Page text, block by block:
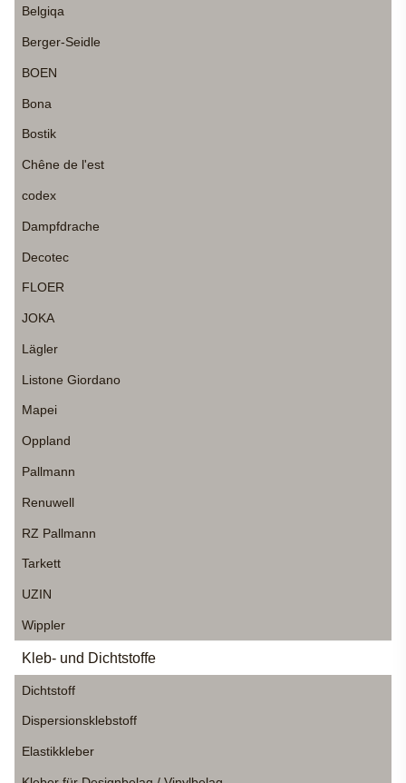
Belgiqa
Berger-Seidle
BOEN
Bona
Bostik
Chêne de l'est
codex
Dampfdrache
Decotec
FLOER
JOKA
Lägler
Listone Giordano
Mapei
Oppland
Pallmann
Renuwell
RZ Pallmann
Tarkett
UZIN
Wippler
Kleb- und Dichtstoffe
Dichtstoff
Dispersionsklebstoff
Elastikkleber